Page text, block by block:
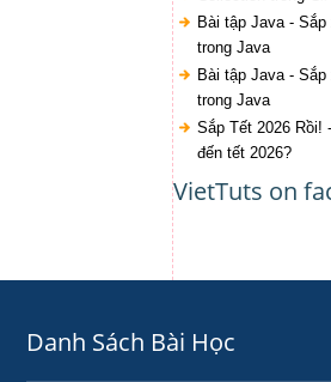
Bài tập Java -
trong Java
Bài tập Java -
trong Java
Sắp Tết 2026 Rồi!
đến tết 2026?
VietTuts on
Danh Sách Bài Học